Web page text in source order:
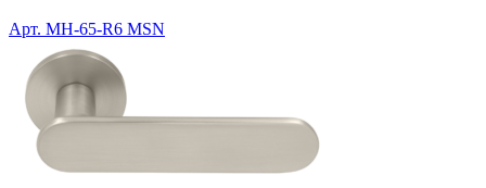
Арт. MH-65-R6 MSN